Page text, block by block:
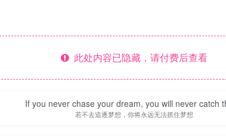
此处内容已隐藏，请付费后查看
If you never chase your dream, you will never catch
若不去追逐梦想，你将永远无法抓住梦想